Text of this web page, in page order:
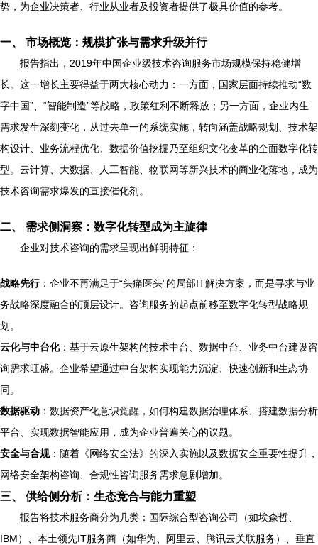
势，为企业决策者、行业从业者及投资者提供了极具价值的参考。
一、 市场概览：规模扩张与需求升级并行
报告指出，2019年中国企业级技术咨询服务市场规模保持稳健增
长。这一增长主要得益于两大核心动力：一方面，国家层面持续推动“数
字中国”、“智能制造”等战略，政策红利不断释放；另一方面，企业内生
需求发生深刻变化，从过去单一的系统实施，转向涵盖战略规划、技术架
构设计、业务流程优化、数据价值挖掘乃至组织文化变革的全面数字化转
型。云计算、大数据、人工智能、物联网等新兴技术的商业化落地，成为
技术咨询需求爆发的直接催化剂。
二、 需求侧洞察：数字化转型成为主旋律
企业对技术咨询的需求呈现出鲜明特征：
战略先行：企业不再满足于“头痛医头”的局部IT解决方案，而是寻求与业
务战略深度融合的顶层设计。咨询服务的起点前移至数字化转型战略规
划。
云化与中台化：基于云原生架构的技术中台、数据中台、业务中台建设咨
询需求旺盛。企业希望通过中台架构实现能力沉淀、快速创新和生态协
同。
数据驱动 ：数据资产化意识觉醒，如何构建数据治理体系、搭建数据分析
平台、实现数据智能应用，成为企业普遍关心的议题。
安全与合规：随着《网络安全法》的深入实施以及数据安全重要性提升，
网络安全架构咨询、合规性咨询服务需求急剧增加。
三、 供给侧分析：生态竞合与能力重塑
报告将技术服务商分为几类：国际综合型咨询公司（如埃森哲、
IBM）、本土领先IT服务商（如华为、阿里云、腾讯云关联服务）、垂直